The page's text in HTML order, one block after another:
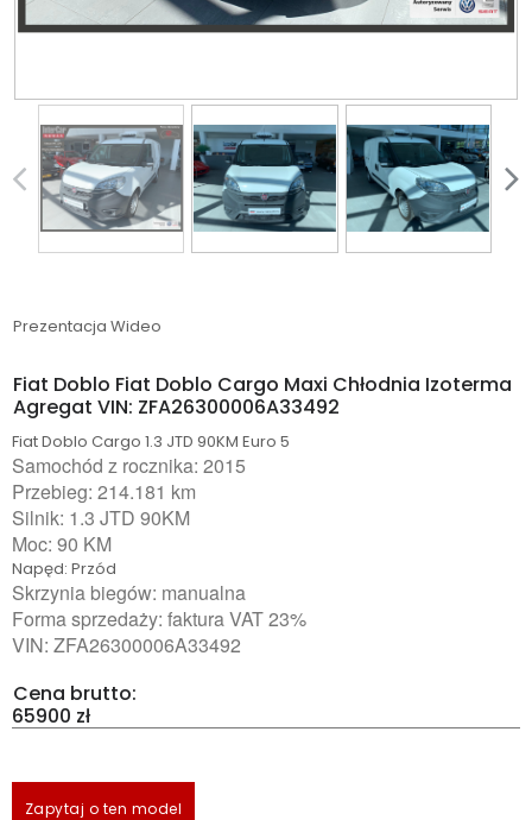
Prezentacja Wideo
Fiat Doblo Fiat Doblo Cargo Maxi Chłodnia Izoterma
Agregat VIN: ZFA26300006A33492
Fiat Doblo Cargo 1.3 JTD 90KM Euro 5
Samochód z rocznika: 2015
Przebieg: 214.181 km
Silnik: 1.3 JTD 90KM
Moc: 90 KM
Napęd: Przód
Skrzynia biegów: manualna
Forma sprzedaży: faktura VAT 23%
VIN: ZFA26300006A33492
Cena brutto:
65900 zł
Zapytaj o ten model